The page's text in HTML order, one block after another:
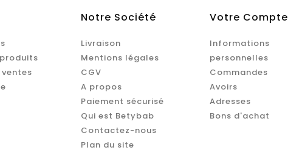
Notre Société
Livraison
Mentions légales
CGV
A propos
Paiement sécurisé
Qui est Betybab
Contactez-nous
Plan du site
Votre Compte
Informations
personnelles
Commandes
Avoirs
Adresses
Bons d'achat